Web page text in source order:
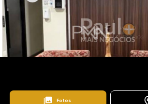
Fotos